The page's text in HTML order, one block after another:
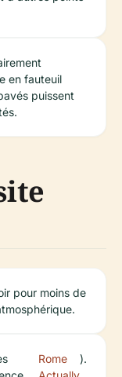
en fauteuil
puissent
pour moins de
Rome
).